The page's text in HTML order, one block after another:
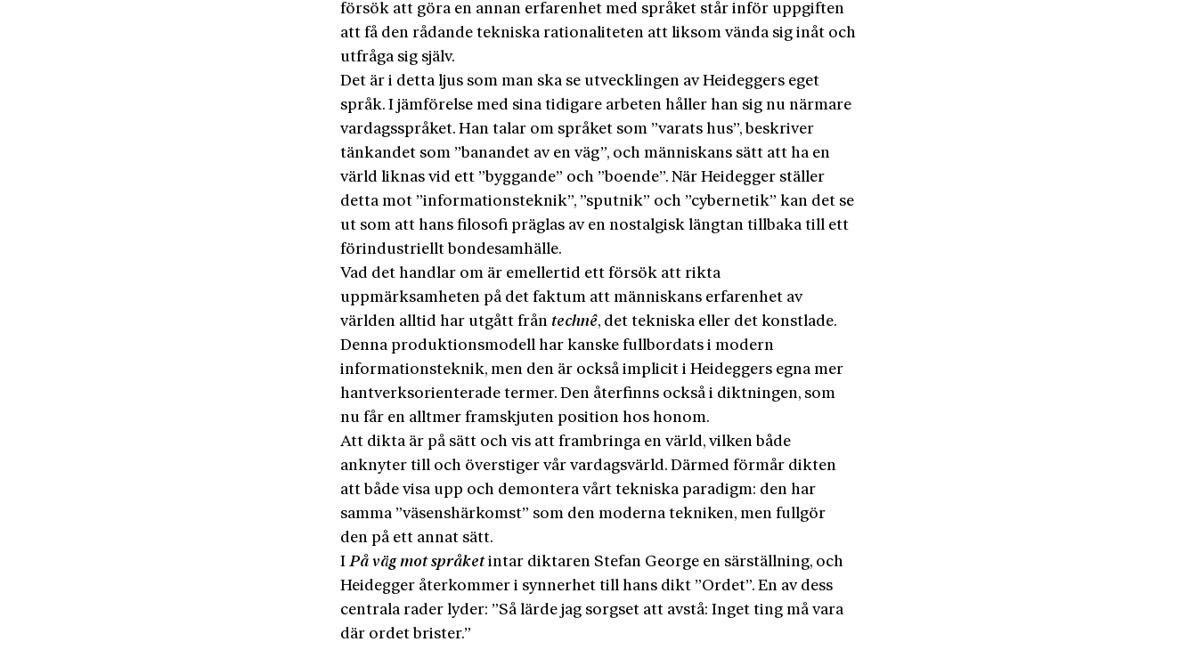
försök att göra en annan erfarenhet med språket står inför uppgiften
att få den rådande tekniska rationaliteten att liksom vända sig inåt och
utfråga sig själv.
Det är i detta ljus som man ska se utvecklingen av Heideggers eget
språk. I jämförelse med sina tidigare arbeten håller han sig nu närmare
vardagsspråket. Han talar om språket som ”varats hus”, beskriver
tänkandet som ”banandet av en väg”, och människans sätt att ha en
värld liknas vid ett ”byggande” och ”boende”. När Heidegger ställer
detta mot ”informationsteknik”, ”sputnik” och ”cybernetik” kan det se
ut som att hans filosofi präglas av en nostalgisk längtan tillbaka till ett
förindustriellt bondesamhälle.
Vad det handlar om är emellertid ett försök att rikta
uppmärksamheten på det faktum att människans erfarenhet av
världen alltid har utgått från technê, det tekniska eller det konstlade.
Denna produktionsmodell har kanske fullbordats i modern
informationsteknik, men den är också implicit i Heideggers egna mer
hantverksorienterade termer. Den återfinns också i diktningen, som
nu får en alltmer framskjuten position hos honom.
Att dikta är på sätt och vis att frambringa en värld, vilken både
anknyter till och överstiger vår vardagsvärld. Därmed förmår dikten
att både visa upp och demontera vårt tekniska paradigm: den har
samma ”väsenshärkomst” som den moderna tekniken, men fullgör
den på ett annat sätt.
IPå väg mot språketintar diktaren Stefan George en särställning, och
Heidegger återkommer i synnerhet till hans dikt ”Ordet”. En av dess
centrala rader lyder: ”Så lärde jag sorgset att avstå: Inget ting må vara
där ordet brister.”